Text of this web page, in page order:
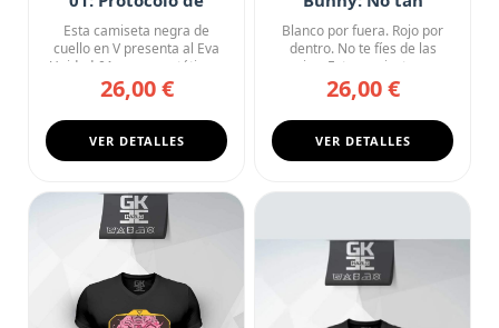
Combate
Esta camiseta negra de
cuello en V presenta al Eva
Unidad-01 en una estética ...
26,00 €
VER DETALLES
Inocente
Blanco por fuera. Rojo por
dentro. No te fíes de las
orejas. Esta camiseta ne...
26,00 €
VER DETALLES